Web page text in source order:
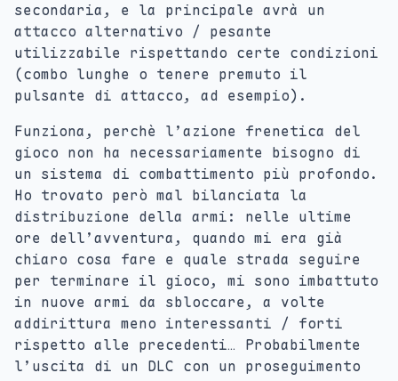
secondaria, e la principale avrà un
attacco alternativo / pesante
utilizzabile rispettando certe condizioni
(combo lunghe o tenere premuto il
pulsante di attacco, ad esempio).
Funziona, perchè l’azione frenetica del
gioco non ha necessariamente bisogno di
un sistema di combattimento più profondo.
Ho trovato però mal bilanciata la
distribuzione della armi: nelle ultime
ore dell’avventura, quando mi era già
chiaro cosa fare e quale strada seguire
per terminare il gioco, mi sono imbattuto
in nuove armi da sbloccare, a volte
addirittura meno interessanti / forti
rispetto alle precedenti… Probabilmente
l’uscita di un DLC con un proseguimento